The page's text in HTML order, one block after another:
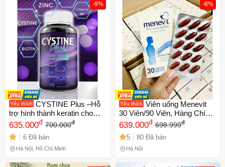
-9%
Yêu thích
CYSTINE Plus –Hỗ
trợ hình thành keratin cho
mái tóc chắc khỏe, da sáng
mịn khỏe đẹp tự nhiên (60
viên)
635.000đ 700.000đ
6 Đã bán
Hà Nội, Hồ Chí Minh
-8%
Yêu thích
Viên uống Menevit
30 Viên/90 Viên, Hàng Chính
Hãng Bayer Úc & Đức
639.000đ 698.999đ
5 80 Đã bán
Hà Nội